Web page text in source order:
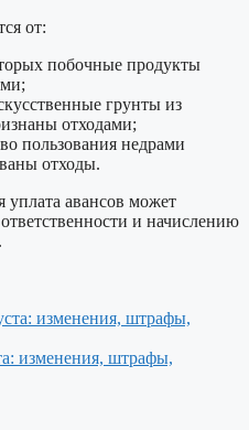
от:
побочные продукты
грунты из
отходами;
пользования недрами
отходы.
уплата авансов может
и начислению
изменения, штрафы,